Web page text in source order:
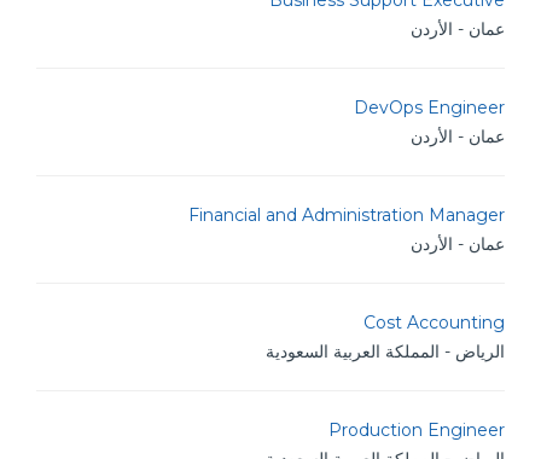
عمان - الأردن
DevOps Engineer
عمان - الأردن
Financial and Administration Manager
عمان - الأردن
Cost Accounting
الرياض - المملكة العربية السعودية
Production Engineer